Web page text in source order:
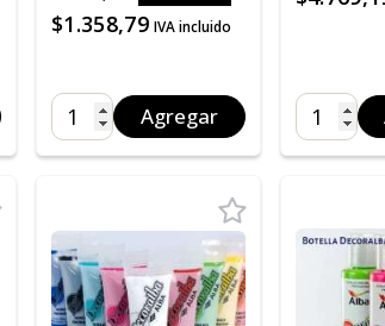
$1.358,79 IVA incluido
Agregar